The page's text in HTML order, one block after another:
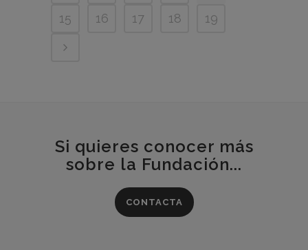
15
16 17 18 19
Si quieres conocer más
sobre la Fundación...
CONTACTA